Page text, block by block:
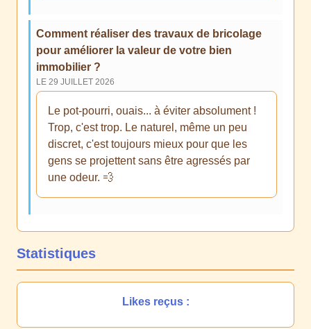
Comment réaliser des travaux de bricolage
pour améliorer la valeur de votre bien
immobilier ?
LE 29 JUILLET 2026
Le pot-pourri, ouais... à éviter absolument !
Trop, c'est trop. Le naturel, même un peu
discret, c'est toujours mieux pour que les
gens se projettent sans être agressés par
une odeur. 💨
Statistiques
Likes reçus :